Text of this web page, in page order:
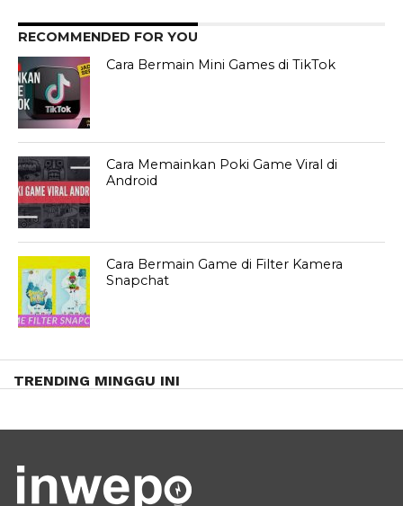
RECOMMENDED FOR YOU
Cara Bermain Mini Games di TikTok
Cara Memainkan Poki Game Viral di
Android
Cara Bermain Game di Filter Kamera
Snapchat
TRENDING MINGGU INI